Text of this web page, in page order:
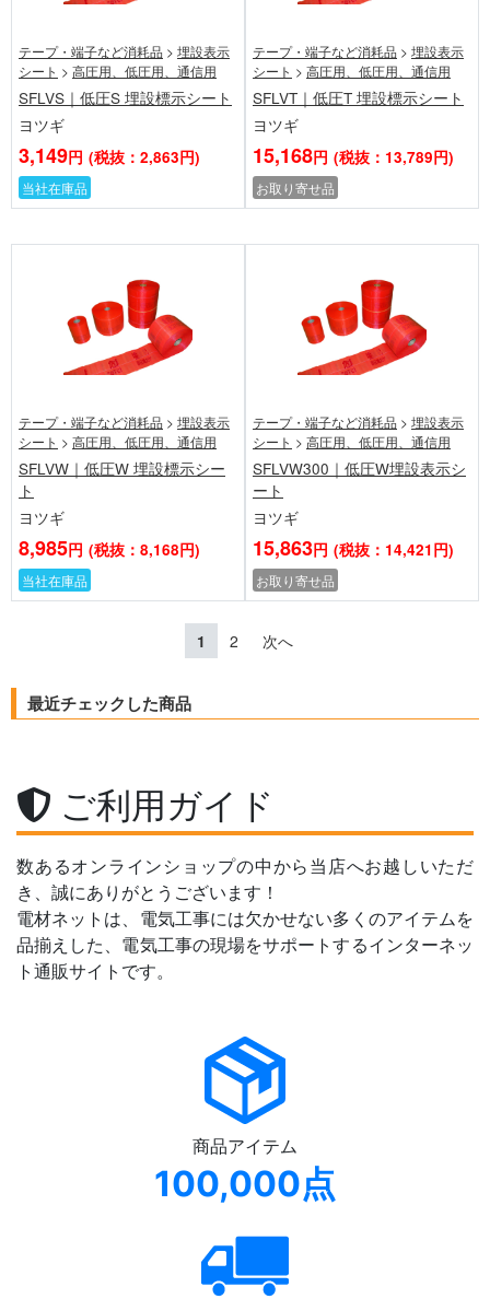
テープ・端子など消耗品 > 埋設表示
シート > 高圧用、低圧用、通信用
SFLVS｜低圧S 埋設標示シート
ヨツギ
3,149円 (税抜：2,863円)
当社在庫品
テープ・端子など消耗品 > 埋設表示
シート > 高圧用、低圧用、通信用
SFLVT｜低圧T 埋設標示シート
ヨツギ
15,168円 (税抜：13,789円)
お取り寄せ品
テープ・端子など消耗品 > 埋設表示
シート > 高圧用、低圧用、通信用
SFLVW｜低圧W 埋設標示シー
ト
ヨツギ
8,985円 (税抜：8,168円)
当社在庫品
テープ・端子など消耗品 > 埋設表示
シート > 高圧用、低圧用、通信用
SFLVW300｜低圧W埋設表示シ
ート
ヨツギ
15,863円 (税抜：14,421円)
お取り寄せ品
1 2 次へ
最近チェックした商品
ご利用ガイド
数あるオンラインショップの中から当店へお越しいただ
き、誠にありがとうございます！
電材ネットは、電気工事には欠かせない多くのアイテムを
品揃えした、電気工事の現場をサポートするインターネッ
ト通販サイトです。
商品アイテム
100,000点